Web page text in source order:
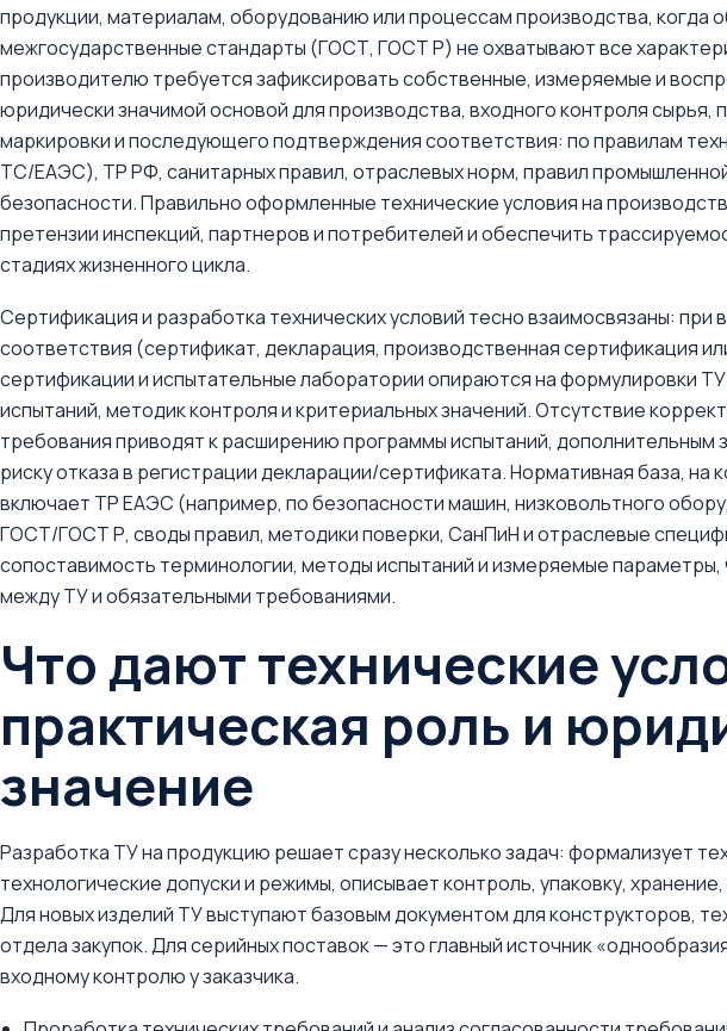
продукции, материалам, оборудованию или процессам производства, когда
межгосударственные стандарты (ГОСТ, ГОСТ Р) не охватывают все
производителю требуется зафиксировать собственные, измеряемые и
юридически значимой основой для производства, входного контроля сырья,
маркировки и последующего подтверждения соответствия: по правилам
ТС/ЕАЭС), ТР РФ, санитарных правил, отраслевых норм, правил
безопасности. Правильно оформленные технические условия на
претензии инспекций, партнеров и потребителей и обеспечить
стадиях жизненного цикла.
Сертификация и разработка технических условий тесно взаимосвязаны:
соответствия (сертификат, декларация, производственная сертификация
сертификации и испытательные лаборатории опираются на формулировки
испытаний, методик контроля и критериальных значений. Отсутствие
требования приводят к расширению программы испытаний, дополнительным
риску отказа в регистрации декларации/сертификата. Нормативная база, на
включает ТР ЕАЭС (например, по безопасности машин, низковольтного
ГОСТ/ГОСТ Р, своды правил, методики поверки, СанПиН и отраслевые
сопоставимость терминологии, методы испытаний и измеряемые параметры,
между ТУ и обязательными требованиями.
Что дают технические
практическая роль и
значение
Разработка ТУ на продукцию решает сразу несколько задач: формализует
технологические допуски и режимы, описывает контроль, упаковку,
Для новых изделий ТУ выступают базовым документом для конструкторов,
отдела закупок. Для серийных поставок — это главный источник
входному контролю у заказчика.